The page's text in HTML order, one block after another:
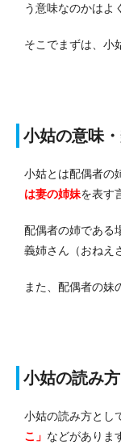
う意味なのかはよ
そこでまずは、小
小姑の意味
小姑とは配偶者の
は妻の姉妹を表す
配偶者の姉である
義姉さん（おねえ
また、配偶者の妹
小姑の読み方
小姑の読み方とし
こ」 などがありま